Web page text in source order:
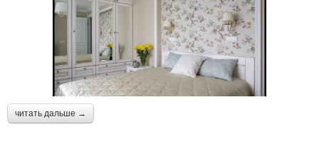
читать дальше →